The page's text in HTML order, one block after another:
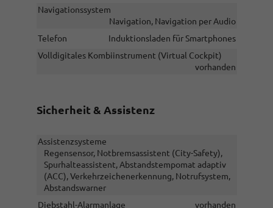
Navigationssystem
Navigation, Navigation per Audio
Telefon
Induktionsladen für Smartphones
Volldigitales Kombiinstrument (Virtual Cockpit)
vorhanden
Sicherheit & Assistenz
Assistenzsysteme
Regensensor, Notbremsassistent (City-Safety),
Spurhalteassistent, Abstandstempomat adaptiv
(ACC), Verkehrzeichenerkennung, Notrufsystem,
Abstandswarner
Diebstahl-Alarmanlage
vorhanden